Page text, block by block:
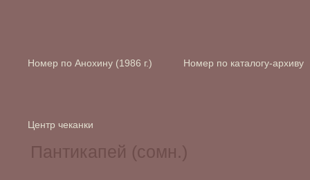
Номер по Анохину (1986 г.) Номер по каталогу-архиву
Центр чеканки